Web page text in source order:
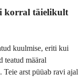
korral täielikult
kuulmise, eriti kui
teatud määral
arst püüab ravi ajal